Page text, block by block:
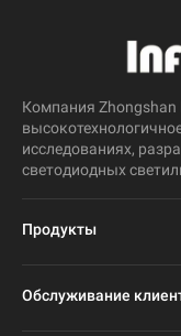
Компания Zhongshan
исследованиях,
светодиодных
Продукты
Обслуживание